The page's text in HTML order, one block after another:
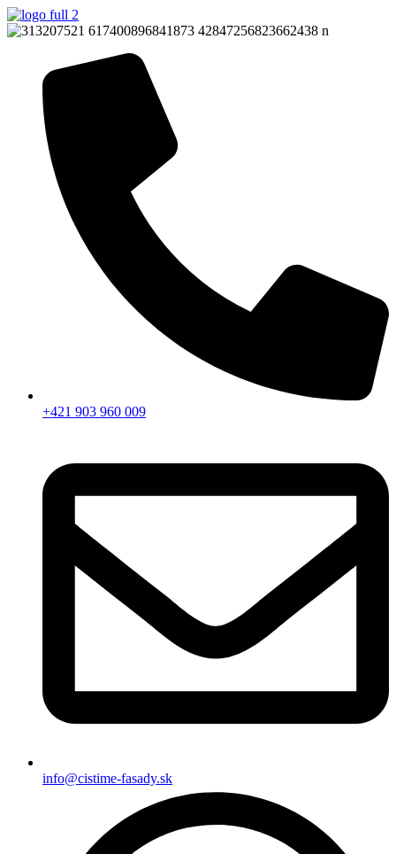
Přejít
k
+421 903 960 009
info@cistime-fasady.sk